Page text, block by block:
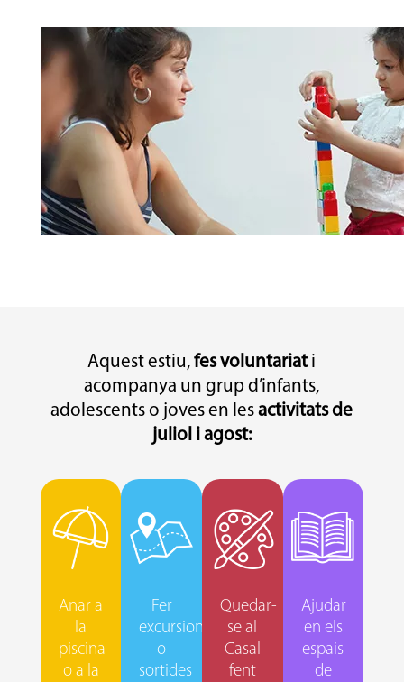
Aquest estiu,fes voluntariati
acompanya un grup d’infants,
adolescents o joves en lesactivitats de
juliol i agost:
Anar a
la
piscina
o a la
Fer
excursions
o
sortides
Quedar-
se al
Casal
fent
Ajudar
en els
espais
de